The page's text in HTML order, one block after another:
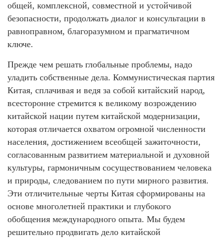
общей, комплексной, совместной и устойчивой
безопасности, продолжать диалог и консультации в
равноправном, благоразумном и прагматичном
ключе.
Прежде чем решать глобальные проблемы, надо
уладить собственные дела. Коммунистическая партия
Китая, сплачивая и ведя за собой китайский народ,
всесторонне стремится к великому возрождению
китайской нации путем китайской модернизации,
которая отличается охватом огромной численности
населения, достижением всеобщей зажиточности,
согласованным развитием материальной и духовной
культуры, гармоничным сосуществованием человека
и природы, следованием по пути мирного развития.
Эти отличительные черты Китая сформированы на
основе многолетней практики и глубокого
обобщения международного опыта. Мы будем
решительно продвигать дело китайской